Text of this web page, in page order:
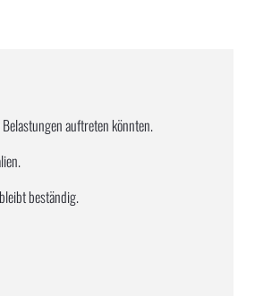
auftreten könnten.
beständig.